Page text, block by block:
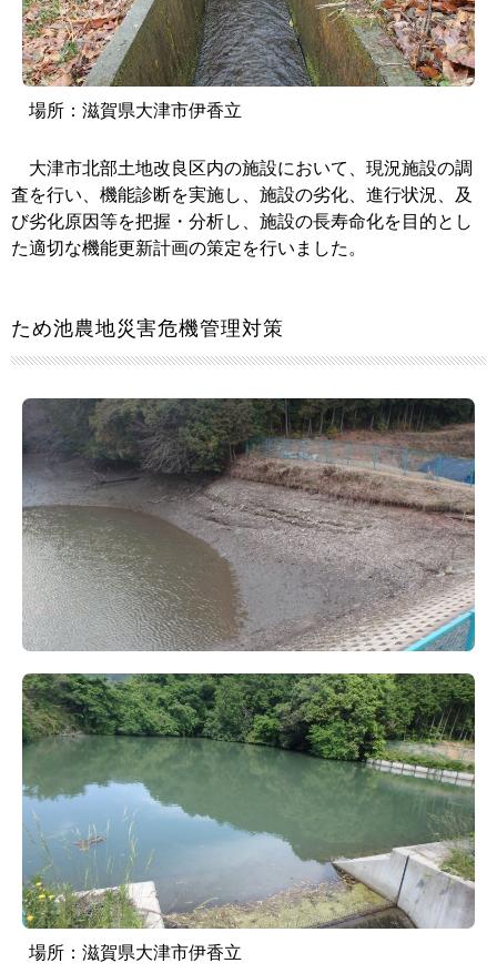
場所： 滋賀県大津市伊香立
大津市北部土地改良区内の施設において、現況施設の調
査を行い、機能診断を実施し、施設の劣化、進行状況、及
び劣化原因等を把握・分析し、施設の長寿命化を目的とし
た適切な機能更新計画の策定を行いました。
ため池農地災害危機管理対策
場所： 滋賀県大津市伊香立